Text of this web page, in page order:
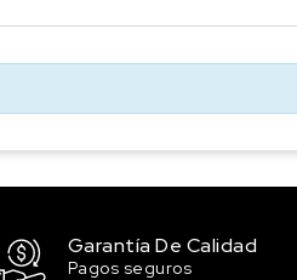
Garantía De Calidad
Pagos seguros